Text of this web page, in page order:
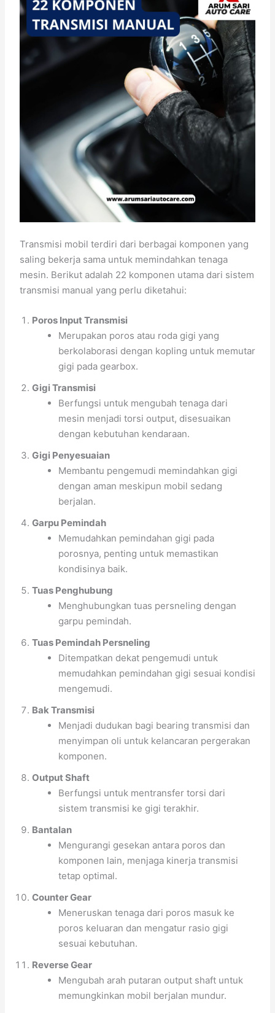
Transmisi mobil terdiri dari berbagai komponen yang
saling bekerja sama untuk memindahkan tenaga
mesin. Berikut adalah 22 komponen utama dari sistem
transmisi manual yang perlu diketahui:
Poros Input Transmisi
Merupakan poros atau roda gigi yang
berkolaborasi dengan kopling untuk memutar
gigi pada gearbox.
Gigi Transmisi
Berfungsi untuk mengubah tenaga dari
mesin menjadi torsi output, disesuaikan
dengan kebutuhan kendaraan.
Gigi Penyesuaian
Membantu pengemudi memindahkan gigi
dengan aman meskipun mobil sedang
berjalan.
Garpu Pemindah
Memudahkan pemindahan gigi pada
porosnya, penting untuk memastikan
kondisinya baik.
Tuas Penghubung
Menghubungkan tuas persneling dengan
garpu pemindah.
Tuas Pemindah Persneling
Ditempatkan dekat pengemudi untuk
memudahkan pemindahan gigi sesuai kondisi
mengemudi.
Bak Transmisi
Menjadi dudukan bagi bearing transmisi dan
menyimpan oli untuk kelancaran pergerakan
komponen.
Output Shaft
Berfungsi untuk mentransfer torsi dari
sistem transmisi ke gigi terakhir.
Bantalan
Mengurangi gesekan antara poros dan
komponen lain, menjaga kinerja transmisi
tetap optimal.
Counter Gear
Meneruskan tenaga dari poros masuk ke
poros keluaran dan mengatur rasio gigi
sesuai kebutuhan.
Reverse Gear
Mengubah arah putaran output shaft untuk
memungkinkan mobil berjalan mundur.